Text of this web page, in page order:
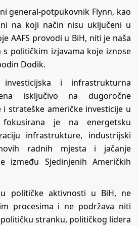
general-potpukovnik Flynn, kao
na koji način nisu uključeni u
AAFS provodi u BiH, niti je naša
s političkim izjavama koje iznose
Dodik.
i infrastrukturna
isključivo na dugoročne
strateške američke investicije u
je na energetsku
infrastrukture, industrijski
radnih mjesta i jačanje
između Sjedinjenih Američkih
političke aktivnosti u BiH, ne
procesima i ne podržava niti
stranku, političkog lidera